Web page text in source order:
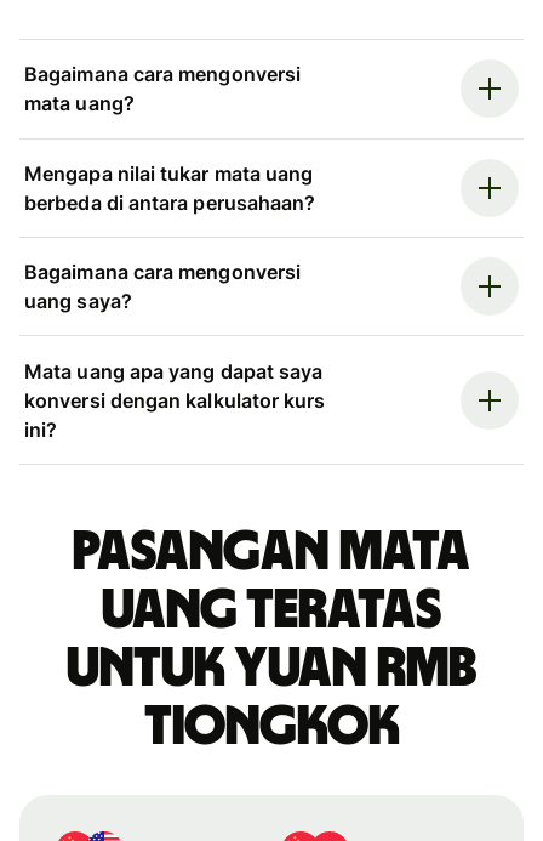
Bagaimana cara mengonversi
mata uang?
Mengapa nilai tukar mata uang
berbeda di antara perusahaan?
Bagaimana cara mengonversi
uang saya?
Mata uang apa yang dapat saya
konversi dengan kalkulator kurs
ini?
Pasangan mata
uang teratas
untuk yuan rmb
Tiongkok